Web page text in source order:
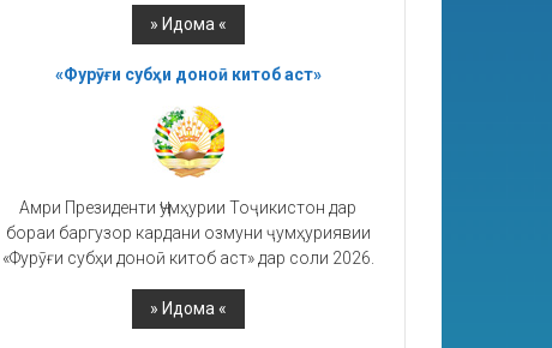
«Фурӯғи субҳи доноӣ китоб аст»
Амри Президенти Ҷумҳурии Тоҷикистон дар
бораи баргузор кардани озмуни ҷумҳуриявии
«Фурӯғи субҳи доноӣ китоб аст» дар соли 2026.